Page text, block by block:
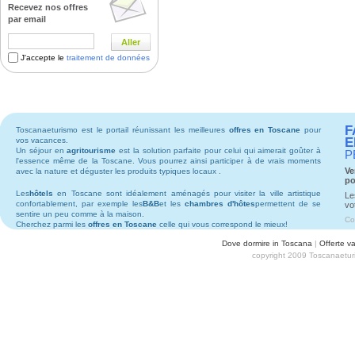
Recevez nos offres
par email
Aller
J'accepte le traitement de données
Toscanaeturismo est le portail réunissant les meilleures offres en Toscane pour
vos vacances.
Un séjour enagritourisme est la solution parfaite pour celui qui aimerait goûter à
l'essence même de la Toscane. Vous pourrez ainsi participer à de vrais moments
avec la nature et déguster les produits typiques locaux .
Leshôtels en Toscane sont idéalement aménagés pour visiter la ville artistique
confortablement, par exemple lesB&Bet les chambres d'hôtespermettent de se
sentire un peu comme à la maison.
Cherchez parmi les offres en Toscane celle qui vous correspond le mieux!
Dove dormire in Toscana | Offerte
copyright 2009